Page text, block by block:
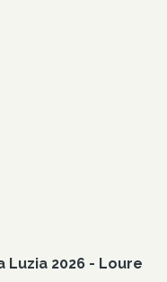
Luzia 2026 - Loure